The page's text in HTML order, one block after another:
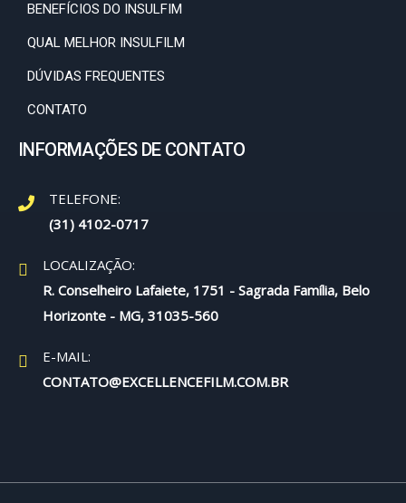
BENEFÍCIOS DO INSULFIM
QUAL MELHOR INSULFILM
DÚVIDAS FREQUENTES
CONTATO
INFORMAÇÕES DE CONTATO
TELEFONE:
(31) 4102-0717
LOCALIZAÇÃO:
R. Conselheiro Lafaiete, 1751 - Sagrada Família, Belo
Horizonte - MG, 31035-560
E-MAIL:
CONTATO@EXCELLENCEFILM.COM.BR